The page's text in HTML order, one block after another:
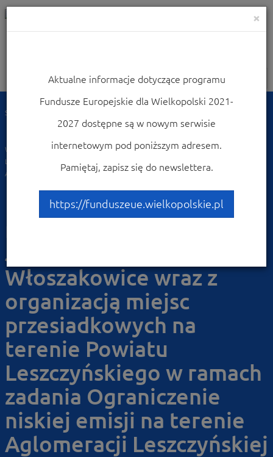
Nawigacja
Strona główna
Przykłady najciekawszych projektów
Włoszakowice wraz z organizacją miejsc przesiadkowych na terenie Powiatu
Leszczyńskiego w ramach zadania Ograniczenie niskiej emisji na terenie
Aglomeracji Leszczyńskiej
Budowa ciągu pieszo-
Jezierzyce Kościelne,
Włoszakowice wraz z
organizacją miejsc
przesiadkowych na
terenie Powiatu
Leszczyńskiego w ramach
zadania Ograniczenie
niskiej emisji na terenie
Aglomeracji Leszczyńskiej
×
Aktualne informacje dotyczące programu
Fundusze Europejskie dla Wielkopolski 2021-
2027 dostępne są w nowym serwisie
internetowym pod poniższym adresem.
Pamiętaj, zapisz się do newslettera.
https://funduszeue.wielkopolskie.pl